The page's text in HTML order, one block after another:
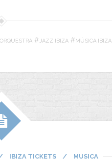
#JAZZ IBIZA #MÚSICA IBIZA
IBIZA TICKETS / MUSICA